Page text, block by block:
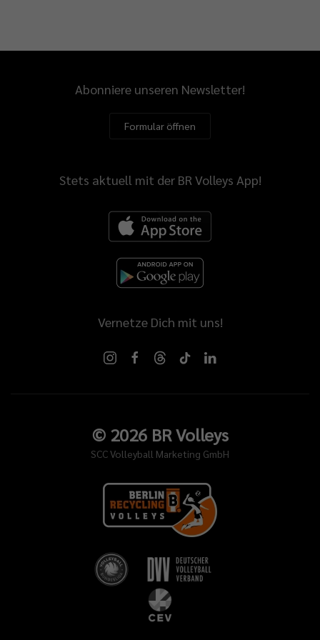
Abonniere unseren Newsletter!
Formular öffnen
Stets aktuell mit der BR Volleys App!
Vernetze Dich mit uns!
© 2026BR Volleys
SCC Volleyball Marketing GmbH